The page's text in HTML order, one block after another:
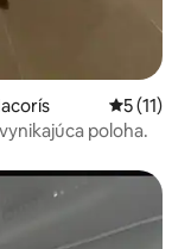
5 (11)
poloha.